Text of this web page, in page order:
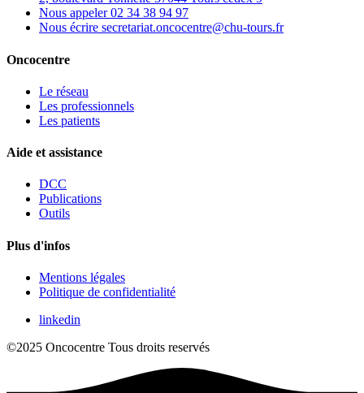
Nous appeler 02 34 38 94 97
Nous écrire secretariat.oncocentre@chu-tours.fr
Oncocentre
Le réseau
Les professionnels
Les patients
Aide et assistance
DCC
Publications
Outils
Plus d'infos
Mentions légales
Politique de confidentialité
linkedin
©2025 Oncocentre Tous droits reservés